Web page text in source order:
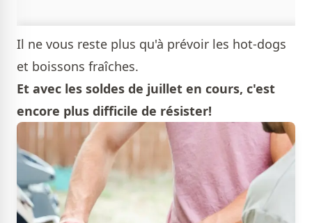
Il ne vous reste plus qu'à prévoir les hot-dogs
et boissons fraîches.
Et avec les soldes de juillet en cours, c'est
encore plus difficile de résister!